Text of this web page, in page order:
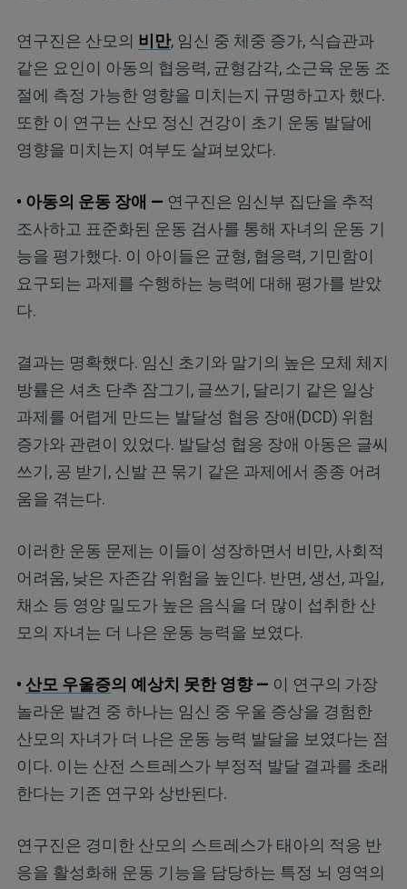
연구진은 산모의 비만, 임신 중 체중 증가, 식습관과
같은 요인이 아동의 협응력, 균형감각, 소근육 운동 조
절에 측정 가능한 영향을 미치는지 규명하고자 했다.
또한 이 연구는 산모 정신 건강이 초기 운동 발달에
영향을 미치는지 여부도 살펴보았다.
• 아동의 운동 장애 — 연구진은 임신부 집단을 추적
조사하고 표준화된 운동 검사를 통해 자녀의 운동 기
능을 평가했다. 이 아이들은 균형, 협응력, 기민함이
요구되는 과제를 수행하는 능력에 대해 평가를 받았
다.
결과는 명확했다. 임신 초기와 말기의 높은 모체 체지
방률은 셔츠 단추 잠그기, 글쓰기, 달리기 같은 일상
과제를 어렵게 만드는 발달성 협응 장애(DCD) 위험
증가와 관련이 있었다. 발달성 협응 장애 아동은 글씨
쓰기, 공 받기, 신발 끈 묶기 같은 과제에서 종종 어려
움을 겪는다.
이러한 운동 문제는 이들이 성장하면서 비만, 사회적
어려움, 낮은 자존감 위험을 높인다. 반면, 생선, 과일,
채소 등 영양 밀도가 높은 음식을 더 많이 섭취한 산
모의 자녀는 더 나은 운동 능력을 보였다.
• 산모 우울증의 예상치 못한 영향 — 이 연구의 가장
놀라운 발견 중 하나는 임신 중 우울 증상을 경험한
산모의 자녀가 더 나은 운동 능력 발달을 보였다는 점
이다. 이는 산전 스트레스가 부정적 발달 결과를 초래
한다는 기존 연구와 상반된다.
연구진은 경미한 산모의 스트레스가 태아의 적응 반
응을 활성화해 운동 기능을 담당하는 특정 뇌 영역의